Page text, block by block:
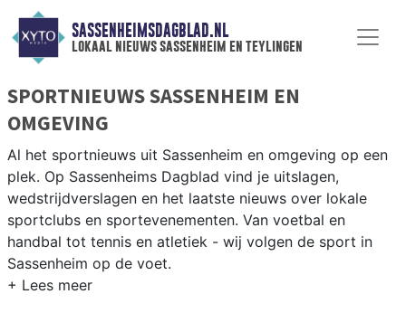
SASSENHEIMSDAGBLAD.NL
lokaal nieuws sassenheim en teylingen
SPORTNIEUWS SASSENHEIM EN
OMGEVING
Al het sportnieuws uit Sassenheim en omgeving op een
plek. Op Sassenheims Dagblad vind je uitslagen,
wedstrijdverslagen en het laatste nieuws over lokale
sportclubs en sportevenementen. Van voetbal en
handbal tot tennis en atletiek - wij volgen de sport in
Sassenheim op de voet.